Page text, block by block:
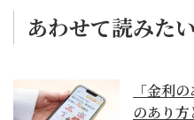
あわせて読みたい
「金利
のあり方